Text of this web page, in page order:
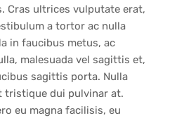
Cras ultrices vulputate erat,
a tortor ac nulla
in faucibus metus, ac
malesuada vel sagittis et,
sagittis porta. Nulla
tristique dui pulvinar at.
eu magna facilisis, eu